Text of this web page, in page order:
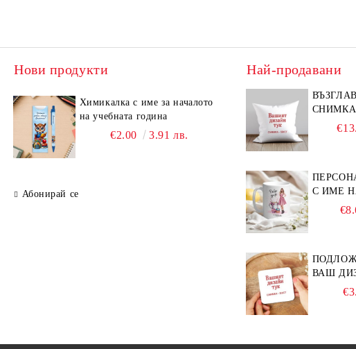
Нови продукти
Химикалка с име за началото
на учебната година
€2.00 3.91 лв.
Абонирай се
Най-продавани
ВАШ
С ИМЕ
ВАШ